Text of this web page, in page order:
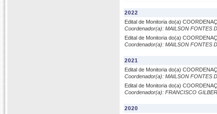
2022
Edital de Monitoria do(a)
Coordenador(a): MAILSON FONTES
Edital de Monitoria do(a)
Coordenador(a): MAILSON FONTES
2021
Edital de Monitoria do(a)
Coordenador(a): MAILSON FONTES
Edital de Monitoria do(a)
Coordenador(a): FRANCISCO
2020